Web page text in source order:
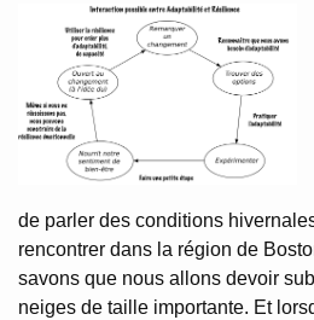
de parler des conditions
rencontrer dans la région de
savons que nous allons devoir
neiges de taille importante. Et